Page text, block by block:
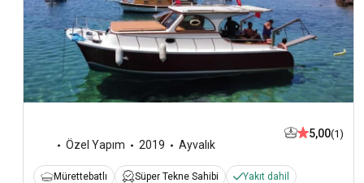
Özel Yapım 2019 Ayvalık
5,00(1)
Mürettebatlı Süper Tekne Sahibi Yakıt dahil